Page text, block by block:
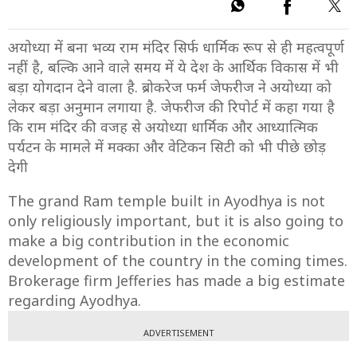
अयोध्या में बना भव्य राम मंदिर सिर्फ धार्मिक रूप से ही महत्वपूर्ण
नहीं है, बल्कि आने वाले समय में ये देश के आर्थिक विकास में भी
बड़ा योगदान देने वाला है. ब्रोकरेज फर्म जेफरीज ने अयोध्या को
लेकर बड़ा अनुमान लगाया है. जेफरीज की रिपोर्ट में कहा गया है
कि राम मंदिर की वजह से अयोध्या धार्मिक और आध्यात्मिक
पर्यटन के मामले में मक्का और वेटिकन सिटी को भी पीछे छोड़
देगी
The grand Ram temple built in Ayodhya is not
only religiously important, but it is also going to
make a big contribution in the economic
development of the country in the coming times.
Brokerage firm Jefferies has made a big estimate
regarding Ayodhya.
ADVERTISEMENT